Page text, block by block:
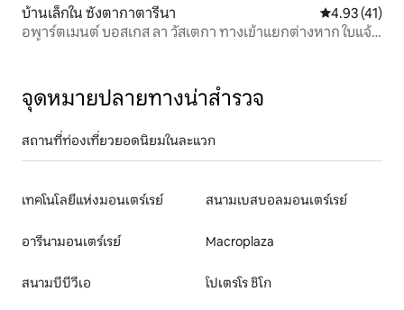
บ้านเล็กใน ซังตากาตารีนา คะแนนเฉลี่ย
4.93 (41)
อพาร์ตเมนต์ บอสเกส ลา วัสเตกา ทางเข้าแยกต่างหาก ใบแจ้ง
จุดหมายปลายทางน่าสำรวจ
สถานที่ท่องเที่ยวยอดนิยมในละแวก
เทคโนโลยีแห่งมอนเตร์เรย์ สนามเบสบอลมอนเตร์เรย์
อารีนามอนเตร์เรย์ Macroplaza
สนามบีบีวีเอ โปเตรโร ชิโก